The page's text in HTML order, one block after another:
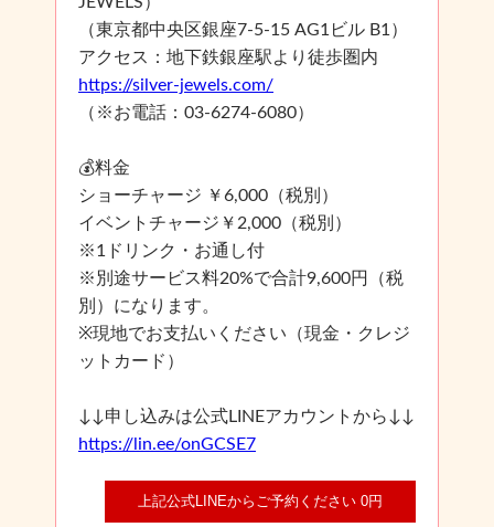
（東京都中央区銀座7-5-15 AG1ビル B1）
アクセス：地下鉄銀座駅より徒歩圏内
https://silver-jewels.com/
（※お電話：03-6274-6080）
💰料金
ショーチャージ ￥6,000（税別）
イベントチャージ￥2,000（税別）
※1ドリンク・お通し付
※別途サービス料20%で合計9,600円（税
別）になります。
※現地でお支払いください（現金・クレジ
ットカード）
↓↓申し込みは公式LINEアカウントから↓↓
https://lin.ee/onGCSE7
上記公式LINEからご予約ください 0円